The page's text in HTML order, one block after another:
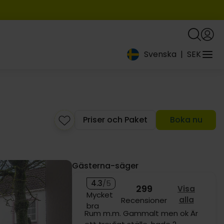
Svenska | SEK
Priser och Paket
Boka nu
Gästerna-säger
4.3/5
Mycket
bra
299
Recensioner
Visa
alla
Tyckte att det var ett riktigt